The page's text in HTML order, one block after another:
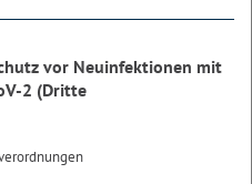
vor Neuinfektionen mit
2 (Dritte